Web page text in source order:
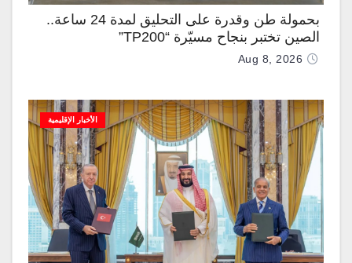
بحمولة طن وقدرة على التحليق لمدة 24 ساعة..
الصين تختبر بنجاح مسيّرة “TP200”
Aug 8, 2026
الأخبار الإقليمية